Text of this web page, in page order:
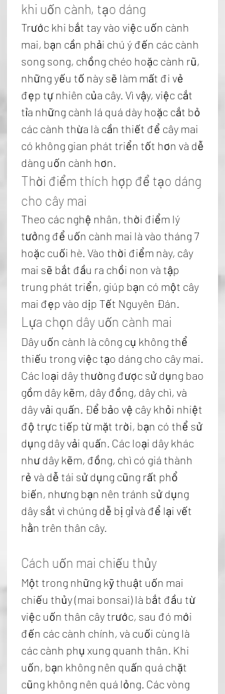
khi uốn cành, tạo dáng
Trước khi bắt tay vào việc uốn cành
mai, bạn cần phải chú ý đến các cành
song song, chồng chéo hoặc cành rũ,
những yếu tố này sẽ làm mất đi vẻ
đẹp tự nhiên của cây. Vì vậy, việc cắt
tỉa những cành lá quá dày hoặc cắt bỏ
các cành thừa là cần thiết để cây mai
có không gian phát triển tốt hơn và dễ
dàng uốn cành hơn.
Thời điểm thích hợp để tạo dáng
cho cây mai
Theo các nghệ nhân, thời điểm lý
tưởng để uốn cành mai là vào tháng 7
hoặc cuối hè. Vào thời điểm này, cây
mai sẽ bắt đầu ra chồi non và tập
trung phát triển, giúp bạn có một cây
mai đẹp vào dịp Tết Nguyên Đán.
Lựa chọn dây uốn cành mai
Dây uốn cành là công cụ không thể
thiếu trong việc tạo dáng cho cây mai.
Các loại dây thường được sử dụng bao
gồm dây kẽm, dây đồng, dây chì, và
dây vải quấn. Để bảo vệ cây khỏi nhiệt
độ trực tiếp từ mặt trời, bạn có thể sử
dụng dây vải quấn. Các loại dây khác
như dây kẽm, đồng, chì có giá thành
rẻ và dễ tái sử dụng cũng rất phổ
biến, nhưng bạn nên tránh sử dụng
dây sắt vì chúng dễ bị gỉ và để lại vết
hằn trên thân cây.
Cách uốn mai chiếu thủy
Một trong những kỹ thuật uốn mai
chiếu thủy (mai bonsai) là bắt đầu từ
việc uốn thân cây trước, sau đó mới
đến các cành chính, và cuối cùng là
các cành phụ xung quanh thân. Khi
uốn, bạn không nên quấn quá chặt
cũng không nên quá lỏng. Các vòng